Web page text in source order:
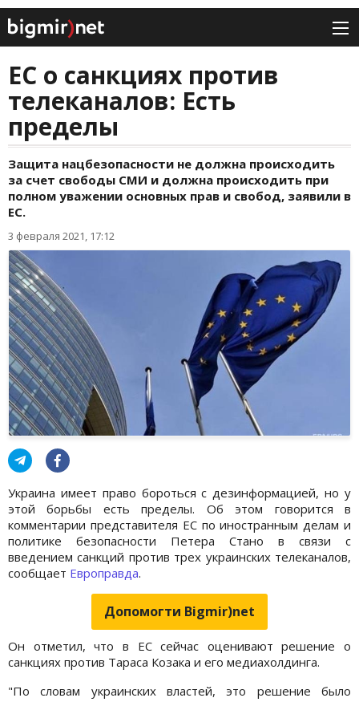
ЕС о санкциях против
телеканалов: Есть
пределы
Защита нацбезопасности не должна происходить
за счет свободы СМИ и должна происходить при
полном уважении основных прав и свобод, заявили в
ЕС.
3 февраля 2021, 17:12
Украина имеет право бороться с дезинформацией, но у
этой борьбы есть пределы. Об этом говорится в
комментарии представителя ЕС по иностранным делам и
политике безопасности Петера Стано в связи с
введением санкций против трех украинских телеканалов,
сообщает Европравда.
Допомогти Bigmir)net
Он отметил, что в ЕС сейчас оценивают решение о
санкциях против Тараса Козака и его медиахолдинга.
"По словам украинских властей, это решение было